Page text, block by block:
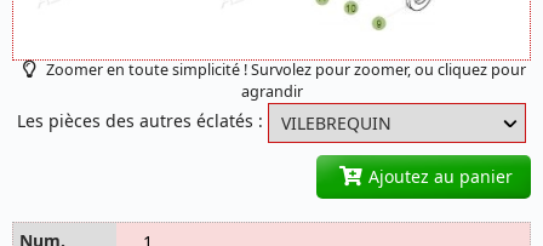
Zoomer en toute simplicité ! Survolez pour zoomer, ou cliquez pour
agrandir
Les pièces des autres éclatés :
Ajoutez au panier
1